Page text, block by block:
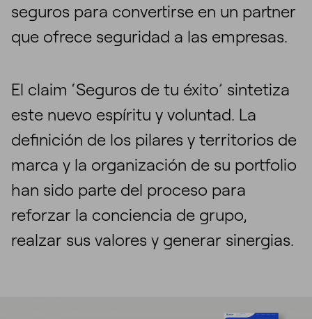
seguros para convertirse en un partner
que ofrece seguridad a las empresas.
El claim ‘Seguros de tu éxito’ sintetiza
este nuevo espíritu y voluntad. La
definición de los pilares y territorios de
marca y la organización de su portfolio
han sido parte del proceso para
reforzar la conciencia de grupo,
realzar sus valores y generar sinergias.